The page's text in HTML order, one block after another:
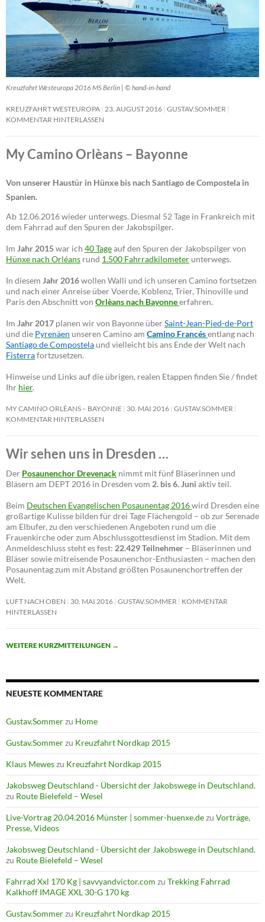
Kreuzfahrt Westeuropa 2016 MS Berlin | © hand-in-hand
KREUZFAHRT WESTEUROPA 23. AUGUST 2016 GUSTAV.SOMMER
KOMMENTAR HINTERLASSEN
My Camino Orlèans – Bayonne
Von unserer Haustür in Hünxe bis nach Santiago de Compostela in
Spanien.
Ab 12.06.2016 wieder unterwegs. Diesmal 52 Tage in Frankreich mit
dem Fahrrad auf den Spuren der Jakobspilger.
Im Jahr 2015war ich 40 Tageauf den Spuren der Jakobspilger von
Hünxe nach Orléans rund 1.500 Fahrradkilometer unterwegs.
In diesem Jahr 2016wollen Walli und ich unseren Camino fortsetzen
und nach einer Anreise über Voerde, Koblenz, Trier, Thinoville und
Paris den Abschnitt von Orlèans nach Bayonneerfahren.
Im Jahr 2017 planen wir von Bayonne überSaint-Jean-Pied-de-Port
und die Pyrenäen unseren Camino am Camino Francésentlang nach
Santiago de Compostela und vielleicht bis ans Ende der Welt nach
Fisterrafortzusetzen.
Hinweise und Links auf die übrigen, realen Etappen finden Sie / findet
Ihr hier.
MY CAMINO ORLÈANS – BAYONNE 30. MAI 2016 GUSTAV.SOMMER
KOMMENTAR HINTERLASSEN
Wir sehen uns in Dresden …
Der Posaunenchor Drevenack nimmt mit fünf Bläserinnen und
Bläsern am DEPT 2016 in Dresden vom 2. bis 6. Juni aktiv teil.
Beim Deutschen Evangelischen Posaunentag 2016wird Dresden eine
großartige Kulisse bilden für drei Tage Flächengold – ob zur Serenade
am Elbufer, zu den verschiedenen Angeboten rund um die
Frauenkirche oder zum Abschlussgottesdienst im Stadion. Mit dem
Anmeldeschluss steht es fest: 22.429 Teilnehmer – Bläserinnen und
Bläser sowie mitreisende Posaunenchor-Enthusiasten – machen den
Posaunentag zum mit Abstand größten Posaunenchortreffen der
Welt.
LUFT NACH OBEN 30. MAI 2016 GUSTAV.SOMMER
KOMMENTAR
HINTERLASSEN
WEITERE KURZMITTEILUNGEN →
NEUESTE KOMMENTARE
Gustav.Sommerzu Home
Gustav.Sommerzu Kreuzfahrt Nordkap 2015
Klaus Meweszu Kreuzfahrt Nordkap 2015
Jakobsweg Deutschland - Übersicht der Jakobswege in Deutschland.
zu Route Bielefeld – Wesel
Live-Vortrag 20.04.2016 Münster | sommer-huenxe.dezu Vorträge,
Presse, Videos
Jakobsweg Deutschland - Übersicht der Jakobswege in Deutschland.
zu Route Bielefeld – Wesel
Fahrrad Xxl 170 Kg | savvyandvictor.com zu Trekking Fahrrad
Kalkhoff IMAGE XXL 30-G 170 kg
Gustav.Sommerzu Kreuzfahrt Nordkap 2015